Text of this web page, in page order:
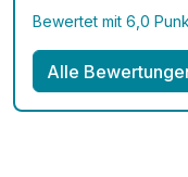
Bewertet mit 6,0
Alle